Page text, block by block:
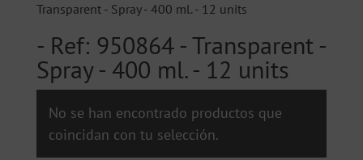
Transparent - Spray - 400 ml. - 12 units
- Ref: 950864 - Transparent -
Spray - 400 ml. - 12 units
No se han encontrado productos que
coincidan con tu selección.